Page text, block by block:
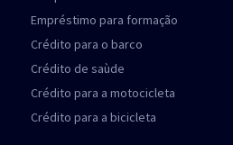
Empréstimo para formação
Crédito para o barco
Crédito de saùde
Crédito para a motocicleta
Crédito para a bicicleta